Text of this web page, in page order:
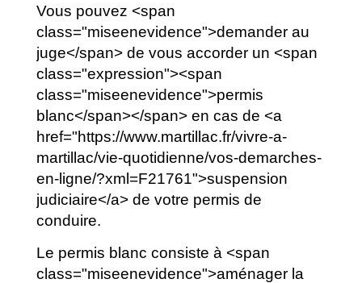
Vous pouvez <span
class="miseenevidence">demander au
juge</span> de vous accorder un <span
class="expression"><span
class="miseenevidence">permis
blanc</span></span> en cas de <a
href="https://www.martillac.fr/vivre-a-
martillac/vie-quotidienne/vos-demarches-
en-ligne/?xml=F21761">suspension
judiciaire</a> de votre permis de
conduire.
Le permis blanc consiste à <span
class="miseenevidence">aménager la